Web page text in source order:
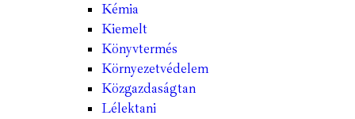
Kémia
Kiemelt
Könyvtermés
Környezetvédelem
Közgazdaságtan
Lélektani